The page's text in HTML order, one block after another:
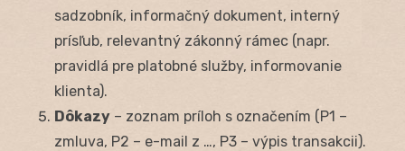
sadzobník, informačný dokument, interný
prísľub, relevantný zákonný rámec (napr.
pravidlá pre platobné služby, informovanie
klienta).
Dôkazy – zoznam príloh s označením (P1 –
zmluva, P2 – e-mail z …, P3 – výpis transakcii).